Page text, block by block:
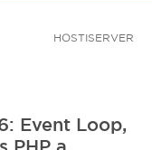
HOSTISERVER
Event Loop,
PHP a